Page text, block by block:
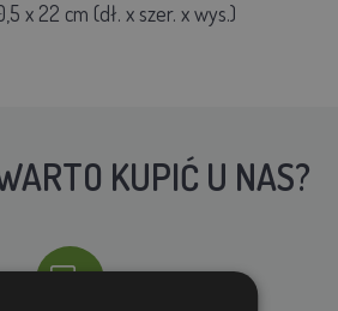
x 22 cm (dł. x szer. x wys.)
KUPIĆ U NAS?